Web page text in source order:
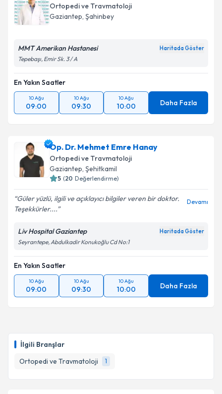
İlgili Branşlar
Ortopedi ve Travmatoloji
1
kapsamda işlenmesini kabul ediyorum.
Ortopedi ve Travmatoloji
Gaziantep, Şahinbey
MMT Amerikan Hastanesi Haritada Göster
Tepebaşı, Emir Sk. 3 / A
En Yakın Saatler
10 Ağu
09:00
10 Ağu
09:30
10 Ağu
10:00 Daha Fazla
Op. Dr. Mehmet Emre Hanay
Ortopedi ve Travmatoloji
Gaziantep, Şehitkamil
5 (20 Değerlendirme)
Güler yüzlü, ilgili ve açıklayıcı bilgiler veren bir doktor.
Teşekkürler....
Devamı
Liv Hospital Gaziantep Haritada Göster
Seyrantepe, Abdulkadir Konukoğlu Cd No:1
En Yakın Saatler
10 Ağu
09:00
10 Ağu
09:30
10 Ağu
10:00 Daha Fazla